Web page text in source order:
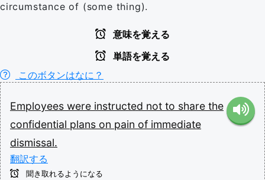
circumstance of (some thing).
意味を覚える
単語を覚える
このボタンはなに？
Employees were instructed not to share the
confidential plans on pain of immediate
dismissal.
翻訳する
聞き取れるようになる